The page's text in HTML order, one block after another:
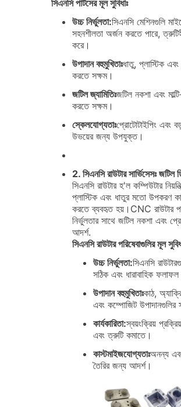
সিএনসি পার্টসের মূল সুবিধাঃ
উচ্চ নির্ভুলতা:সিএনসি মেশিনগুলি
সহনশীলতা অর্জন করতে পারে,
করে।
উপাদান বহুমুখিতাঃধাতু, প্লাস্টিক
করতে সক্ষম।
জটিল জ্যামিতিঃজটিল নকশা এবং
করতে সক্ষম।
স্কেলযোগ্যতাঃপ্রোটোটাইপিং এবং
উভয়ের জন্য উপযুক্ত।
2. সিএনসি রাউটার সার্ভিসেসঃ জটিল
সিএনসি রাউটার হ'ল কম্পিউটার
প্লাস্টিক এবং ধাতুর মতো উপকরণ
করতে ব্যবহৃত হয়।CNC রাউটার
নির্ভুলতার সাথে জটিল নকশা এবং
আদর্শ.
সিএনসি রাউটার পরিষেবাগুলির মূল
উচ্চ নির্ভুলতা:সিএনসি
সঠিক এবং ধারাবাহিক
উপাদান বহুমুখিতাঃকাঠ,
এবং কম্পোজিট উপাদানগুলির
কার্যকারিতা:স্বয়ংক্রিয়
এবং ত্রুটি কমাতে।
কাস্টমাইজযোগ্যতাঃঅনন্য
তৈরির জন্য আদর্শ।